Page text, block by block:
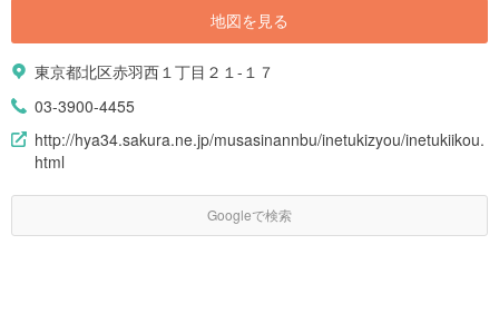
地図を見る
東京都北区赤羽西１丁目２１-１７
03-3900-4455
http://hya34.sakura.ne.jp/musasinannbu/inetukizyou/inetukiikou.
html
Googleで検索